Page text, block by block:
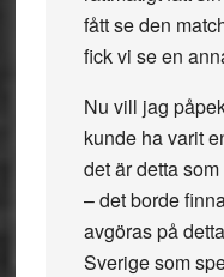
fått se den
fick vi se en
Nu vill jag
kunde ha varit
det är detta
– det borde
avgöras på
Sverige som